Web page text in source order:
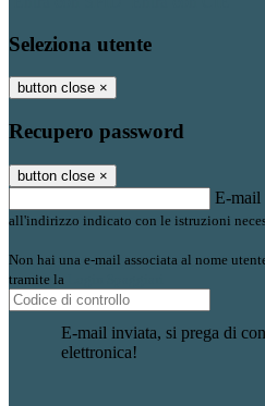
Seleziona utente
button close ×
Recupero password
button close ×
E-mail
all'indirizzo indicato con le istruzioni
Non hai una e-mail associata al nome
tramite la
E-mail inviata, si prega di
elettronica!